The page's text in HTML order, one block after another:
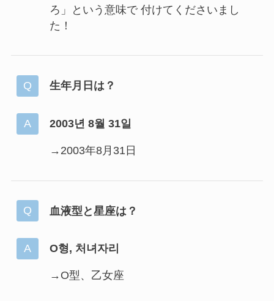
ろ」という意味で 付けてくださいまし
た！
生年月日は？
2003년 8월 31일
→2003年8月31日
血液型と星座は？
O형, 처녀자리
→O型、乙女座